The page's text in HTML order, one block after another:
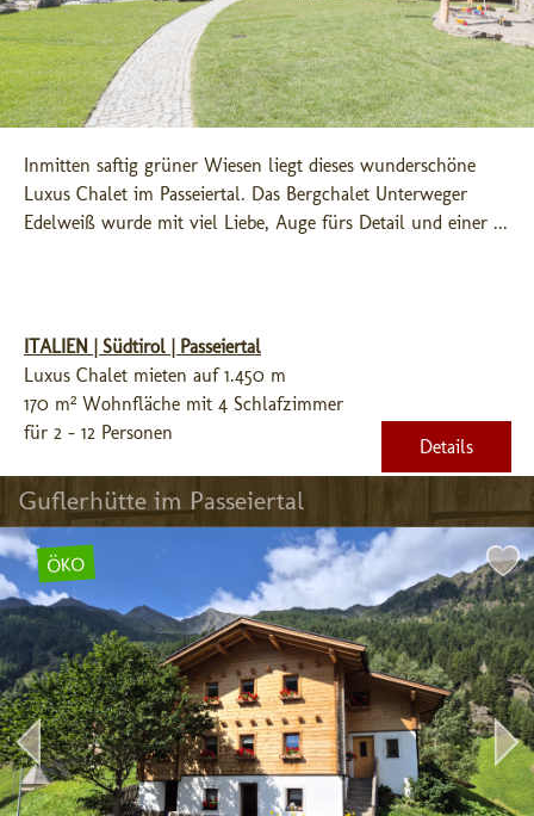
Inmitten saftig grüner Wiesen liegt dieses wunderschöne
Luxus Chalet im Passeiertal. Das Bergchalet Unterweger
Edelweiß wurde mit viel Liebe, Auge fürs Detail und einer ...
ITALIEN | Südtirol | Passeiertal
Luxus Chalet mieten auf 1.450 m
170 m² Wohnfläche mit 4 Schlafzimmer
für 2 - 12 Personen
Details
Guflerhütte im Passeiertal
ÖKO